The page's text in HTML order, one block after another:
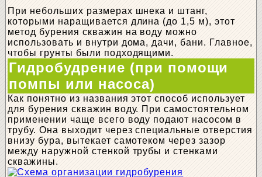
При небольших размерах шнека и штанг,
которыми наращивается длина (до 1,5 м), этот
метод бурения скважин на воду можно
использовать и внутри дома, дачи, бани. Главное,
чтобы грунты были подходящими.
Гидробудрение (при помощи
помпы или насоса)
Как понятно из названия этот способ использует
для бурения скважин воду. При самостоятельном
применении чаще всего воду подают насосом в
трубу. Она выходит через специальные отверстия
внизу бура, вытекает самотеком через зазор
между наружной стенкой трубы и стенками
скважины.